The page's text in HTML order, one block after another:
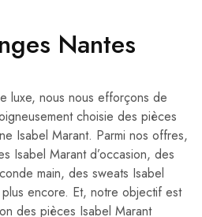
Nantes
luxe, nous nous efforçons de
choisie des pièces
Isabel Marant. Parmi nos offres,
Isabel Marant d’occasion, des
main, des sweats Isabel
encore. Et, notre objectif est
des pièces Isabel Marant